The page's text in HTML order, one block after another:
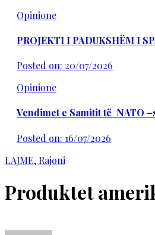
Opinione
PROJEKTI I PADUKSHËM I
Posted on: 20/07/2026
Opinione
Vendimet e Samitit të NATO
Posted on: 16/07/2026
LAJME, Rajoni
Produktet